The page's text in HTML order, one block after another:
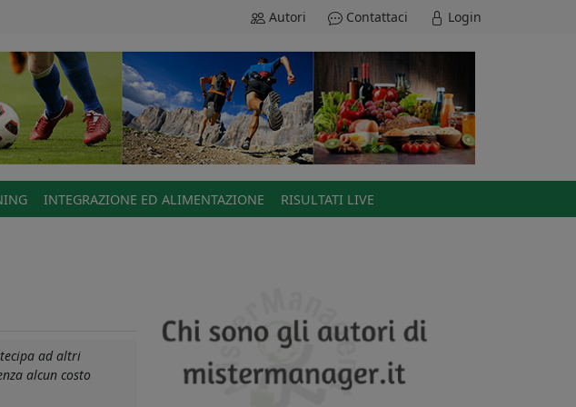
Autori Contattaci Login
INTEGRAZIONE ED ALIMENTAZIONE RISULTATI LIVE
ad altri
alcun costo